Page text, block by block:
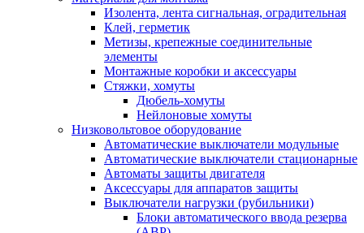
Изолента, лента сигнальная, оградительная
Клей, герметик
Метизы, крепежные соединительные
элементы
Монтажные коробки и аксессуары
Стяжки, хомуты
Дюбель-хомуты
Нейлоновые хомуты
Низковольтовое оборудование
Автоматические выключатели модульные
Автоматические выключатели стационарные
Автоматы защиты двигателя
Аксессуары для аппаратов защиты
Выключатели нагрузки (рубильники)
Блоки автоматического ввода резерва